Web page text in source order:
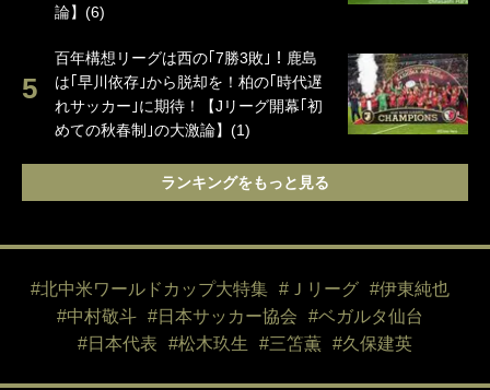
論】(6)
百年構想リーグは西の｢7勝3敗｣！鹿島
は｢早川依存｣から脱却を！柏の｢時代遅
れサッカー｣に期待！【Jリーグ開幕｢初
めての秋春制｣の大激論】(1)
ランキングをもっと見る
#北中米ワールドカップ大特集 #Ｊリーグ
#伊東純也
#中村敬斗
#日本サッカー協会
#ベガルタ仙台
#日本代表
#松木玖生 #三笘薫 #久保建英